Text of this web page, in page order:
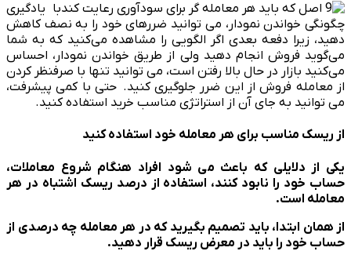
با یادگیری
چگونگی خواندن نمودار، می توانید ضررهای خود را به نصف کاهش
دهید، زیرا دفعه بعدی اگر الگویی را مشاهده می‌کنید که به شما
می‌گوید فروش انجام دهید ولی از طریق خواندن نمودار، احساس
می‌کنید بازار در حال بالا رفتن است، می توانید تنها با صرف­نظر کردن
از معامله فروش از این ضرر جلوگیری کنید. حتی با کمی پیشرفت،
می توانید به جای آن از استراتژی مناسب خرید استفاده کنید.
از ریسک مناسب برای هر معامله خود استفاده کنید
یکی از دلایلی که باعث می شود افراد هنگام شروع معاملات،
حساب خود را نابود کنند، استفاده از درصد ریسک اشتباه در هر
معامله است.
از همان ابتدا، باید تصمیم بگیرید که در هر معامله چه درصدی از
حساب خود را باید در معرض ریسک قرار دهید.